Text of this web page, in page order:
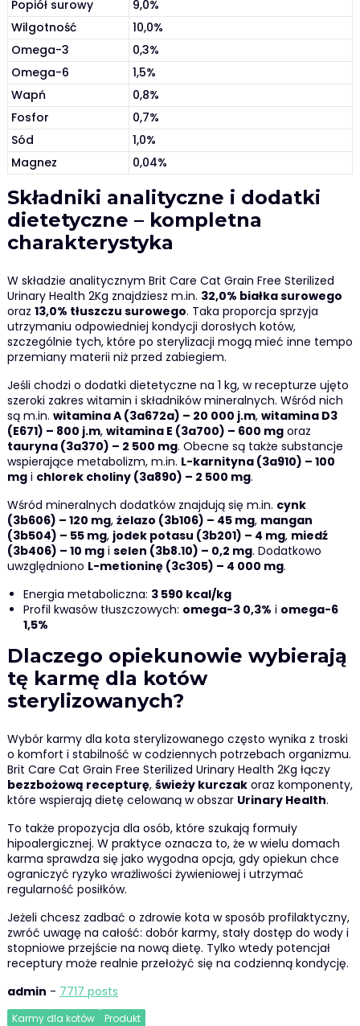
Popiół surowy
9,0%
Wilgotność
10,0%
Omega-3
0,3%
Omega-6
1,5%
Wapń
0,8%
Fosfor
0,7%
Sód
1,0%
Magnez
0,04%
Składniki analityczne i dodatki
dietetyczne – kompletna
charakterystyka
W składzie analitycznym Brit Care Cat Grain Free Sterilized
Urinary Health 2Kg znajdziesz m.in. 32,0% białka surowego
oraz 13,0% tłuszczu surowego. Taka proporcja sprzyja
utrzymaniu odpowiedniej kondycji dorosłych kotów,
szczególnie tych, które po sterylizacji mogą mieć inne tempo
przemiany materii niż przed zabiegiem.
Jeśli chodzi o dodatki dietetyczne na 1 kg, w recepturze ujęto
szeroki zakres witamin i składników mineralnych. Wśród nich
są m.in. witamina A (3a672a) – 20 000 j.m, witamina D3
(E671) – 800 j.m, witamina E (3a700) – 600 mgoraz
tauryna (3a370) – 2 500 mg. Obecne są także substancje
wspierające metabolizm, m.in. L-karnityna (3a910) – 100
mgi chlorek choliny (3a890) – 2 500 mg.
Wśród mineralnych dodatków znajdują się m.in. cynk
(3b606) – 120 mg, żelazo (3b106) – 45 mg, mangan
(3b504) – 55 mg, jodek potasu (3b201) – 4 mg, miedź
(3b406) – 10 mgi selen (3b8.10) – 0,2 mg. Dodatkowo
uwzględniono L-metioninę (3c305) – 4 000 mg.
Energia metaboliczna: 3 590 kcal/kg
Profil kwasów tłuszczowych: omega-3 0,3% i omega-6
1,5%
Dlaczego opiekunowie wybierają
tę karmę dla kotów
sterylizowanych?
Wybór karmy dla kota sterylizowanego często wynika z troski
o komfort i stabilność w codziennych potrzebach organizmu.
Brit Care Cat Grain Free Sterilized Urinary Health 2Kg łączy
bezzbożową recepturę, świeży kurczakoraz komponenty,
które wspierają dietę celowaną w obszar Urinary Health.
To także propozycja dla osób, które szukają formuły
hipoalergicznej. W praktyce oznacza to, że w wielu domach
karma sprawdza się jako wygodna opcja, gdy opiekun chce
ograniczyć ryzyko wrażliwości żywieniowej i utrzymać
regularność posiłków.
Jeżeli chcesz zadbać o zdrowie kota w sposób profilaktyczny,
zwróć uwagę na całość: dobór karmy, stały dostęp do wody i
stopniowe przejście na nową dietę. Tylko wtedy potencjał
receptury może realnie przełożyć się na codzienną kondycję.
admin - 7717 posts
Karmy dla kotów
Produkt